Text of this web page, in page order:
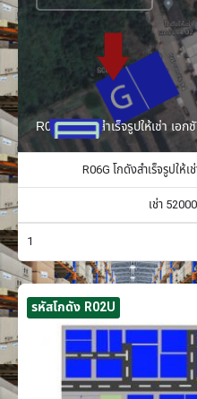
R06G โกดังสำเร็จรูปให้เช่า เอ
R06G โกดังสำเร็จรูปให้
เช่า 52000
1
รหัสโกดัง R02U